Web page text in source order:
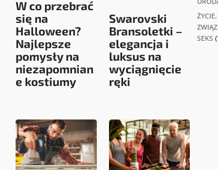
W co przebrać
się na
Halloween?
Najlepsze
pomysły na
niezapomnian
e kostiumy
Swarovski
Bransoletki –
elegancja i
luksus na
wyciągnięcie
ręki
ŻYCIE,
SEKS